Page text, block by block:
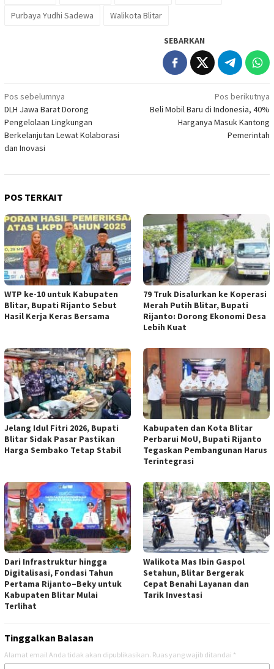
Purbaya Yudhi Sadewa
Walikota Blitar
SEBARKAN
Navigasi
pos
Pos sebelumnya
DLH Jawa Barat Dorong
Pengelolaan Lingkungan
Berkelanjutan Lewat Kolaborasi
dan Inovasi
Pos berikutnya
Beli Mobil Baru di Indonesia, 40%
Harganya Masuk Kantong
Pemerintah
POS TERKAIT
WTP ke-10 untuk Kabupaten
Blitar, Bupati Rijanto Sebut
Hasil Kerja Keras Bersama
79 Truk Disalurkan ke Koperasi
Merah Putih Blitar, Bupati
Rijanto: Dorong Ekonomi Desa
Lebih Kuat
Jelang Idul Fitri 2026, Bupati
Blitar Sidak Pasar Pastikan
Harga Sembako Tetap Stabil
Kabupaten dan Kota Blitar
Perbarui MoU, Bupati Rijanto
Tegaskan Pembangunan Harus
Terintegrasi
Dari Infrastruktur hingga
Digitalisasi, Fondasi Tahun
Pertama Rijanto–Beky untuk
Kabupaten Blitar Mulai
Terlihat
Walikota Mas Ibin Gaspol
Setahun, Blitar Bergerak
Cepat Benahi Layanan dan
Tarik Investasi
Tinggalkan Balasan
Alamat email Anda tidak akan dipublikasikan. Ruas yang wajib ditandai *